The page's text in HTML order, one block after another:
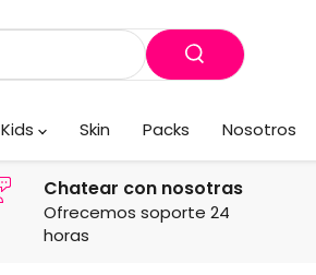
Kids Skin Packs Nosotros
Chatear con nosotras
Ofrecemos soporte 24
horas